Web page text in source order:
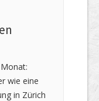
wie eine
in Zürich